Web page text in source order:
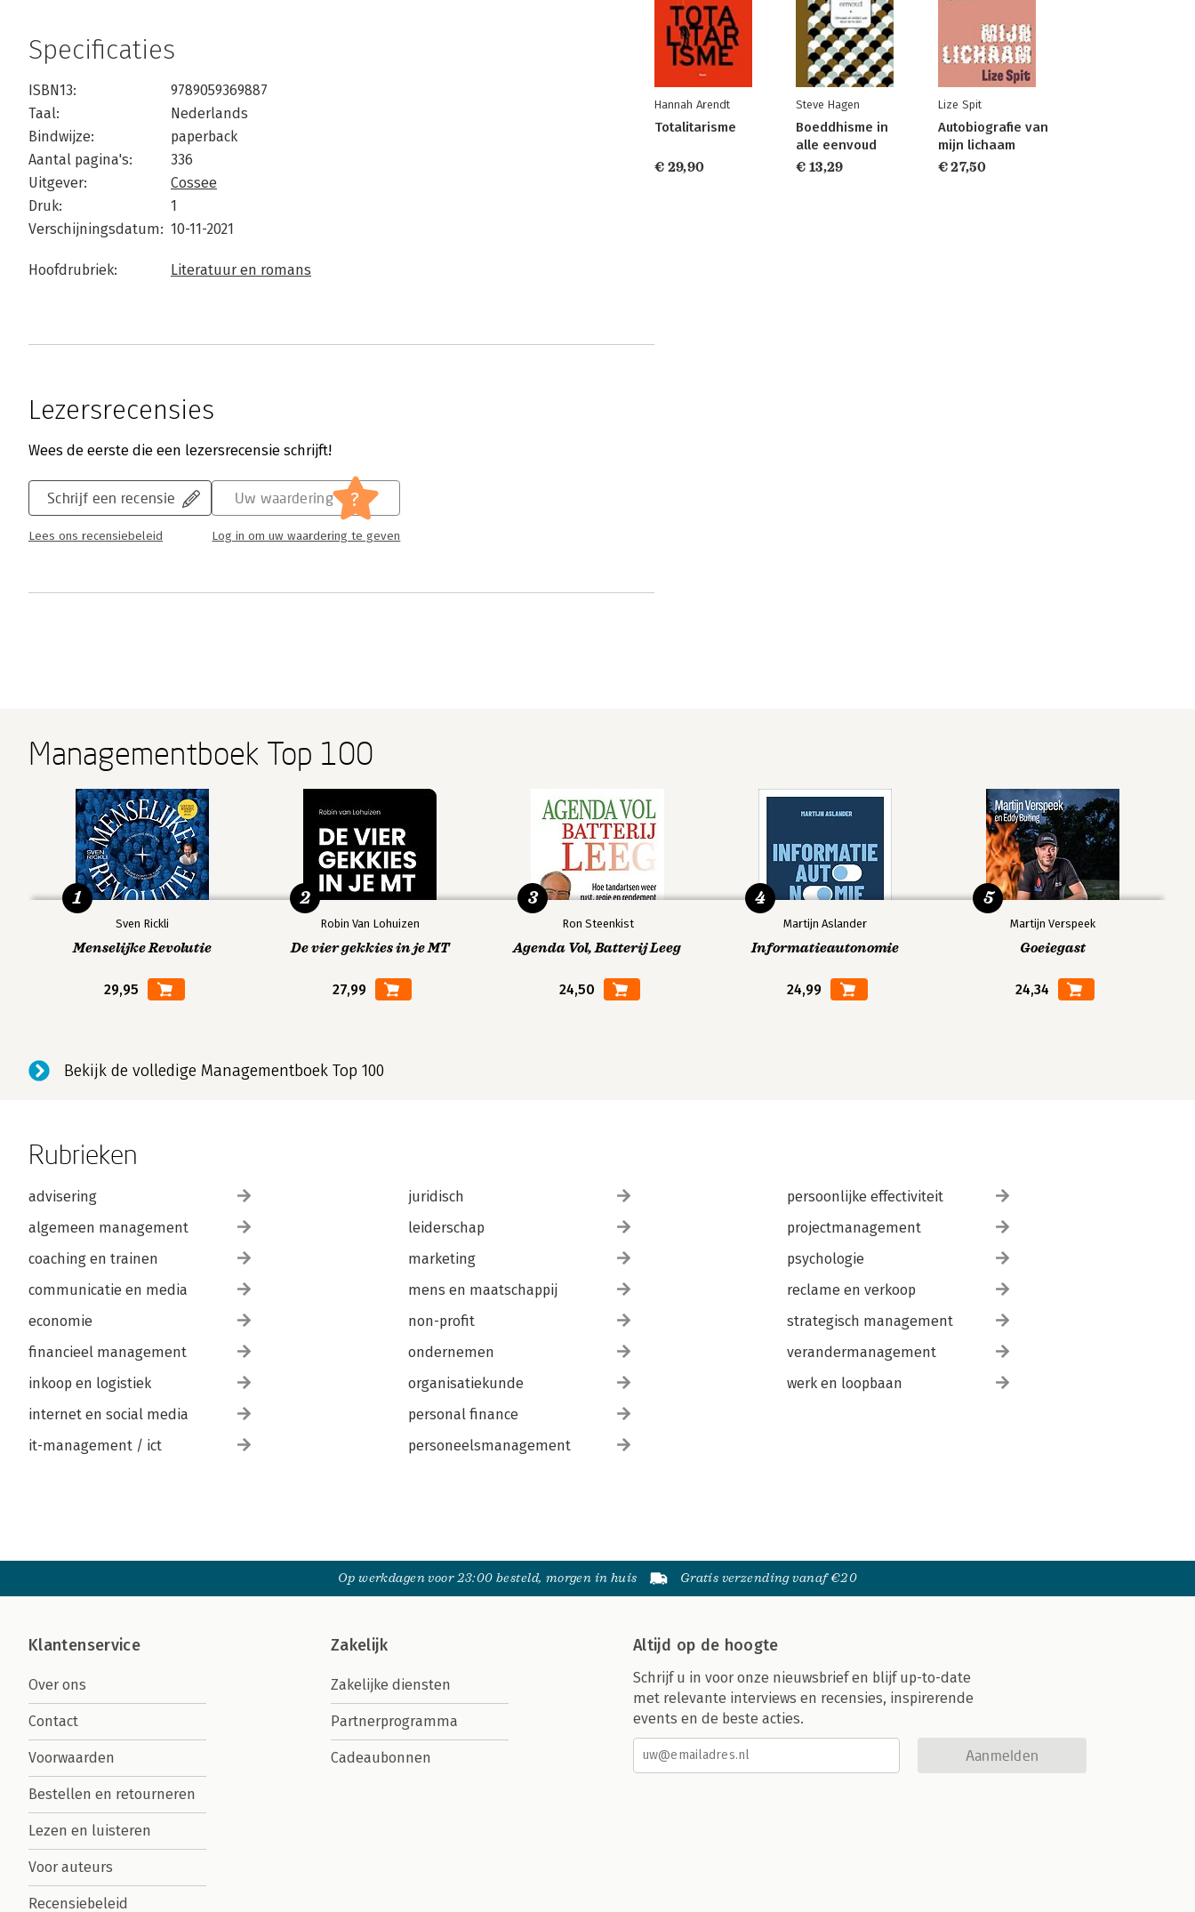
Specificaties
ISBN13:
9789059369887
Taal:
Nederlands
Bindwijze:
paperback
Aantal pagina's:
336
Uitgever:
Cossee
Druk:
1
Verschijningsdatum: 10-11-2021
Hoofdrubriek: Literatuur en romans
Lezersrecensies
Wees de eerste die een lezersrecensie schrijft!
Schrijf een recensie
Lees ons recensiebeleid
Uw waardering ?
Log in om uw waardering te geven
Hannah Arendt
Totalitarisme
€ 29,90
Steve Hagen
Boeddhisme in
alle eenvoud
€ 13,29
Lize Spit
Autobiografie van
mijn lichaam
€ 27,50
Managementboek Top 100
Sven Rickli
Menselijke Revolutie
29,95
1
Robin Van Lohuizen
De vier gekkies in je MT
27,99
2
Ron Steenkist
Agenda Vol, Batterij Leeg
24,50
3
Martijn Aslander
Informatieautonomie
24,99
4
Martijn Verspeek
Goeiegast
24,34
5
Bekijk de volledige Managementboek Top 100
Rubrieken
advisering
algemeen management
coaching en trainen
communicatie en media
economie
financieel management
inkoop en logistiek
internet en social media
it-management / ict
juridisch
leiderschap
marketing
mens en maatschappij
non-profit
ondernemen
organisatiekunde
personal finance
personeelsmanagement
persoonlijke effectiviteit
projectmanagement
psychologie
reclame en verkoop
strategisch management
verandermanagement
werk en loopbaan
Op werkdagen voor 23:00 besteld, morgen in huis Gratis verzending vanaf €20
Klantenservice
Over ons
Contact
Voorwaarden
Bestellen en retourneren
Lezen en luisteren
Voor auteurs
Recensiebeleid
Zakelijk
Zakelijke diensten
Partnerprogramma
Cadeaubonnen
Altijd op de hoogte
Schrijf u in voor onze nieuwsbrief en blijf up-to-date
met relevante interviews en recensies, inspirerende
events en de beste acties.
Aanmelden